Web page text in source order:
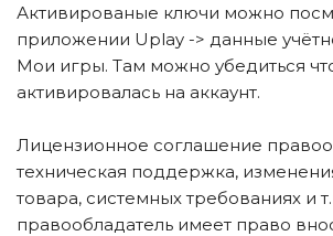
Активированые ключи можно
приложении Uplay -> данные
Мои игры. Там можно убедиться
активировалась на аккаунт.
Лицензионное соглашение
техническая поддержка,
товара, системных требованиях и
правообладатель имеет право